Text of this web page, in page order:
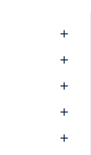




